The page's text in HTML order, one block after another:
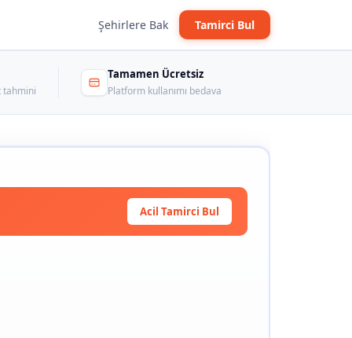
Şehirlere Bak Tamirci Bul
tahmini
Tamamen Ücretsiz
Platform kullanımı bedava
Acil Tamirci Bul